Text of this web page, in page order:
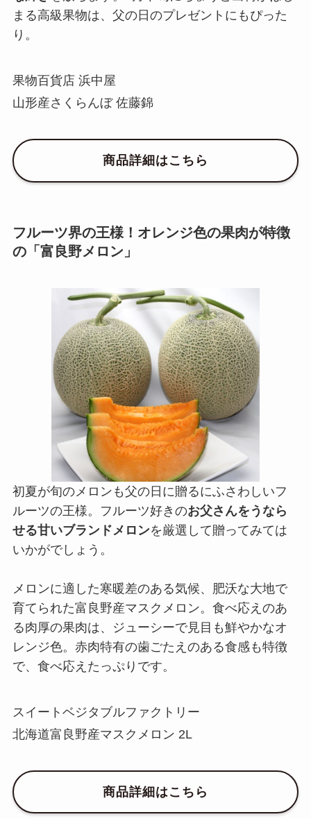
まる高級果物は、父の日のプレゼントにもぴった
り。
果物百貨店 浜中屋
山形産さくらんぼ 佐藤錦
商品詳細はこちら
フルーツ界の王様！オレンジ色の果肉が特徴
の「富良野メロン」
初夏が旬のメロンも父の日に贈るにふさわしいフ
ルーツの王様。フルーツ好きのお父さんをうなら
せる甘いブランドメロンを厳選して贈ってみては
いかがでしょう。
メロンに適した寒暖差のある気候、肥沃な大地で
育てられた富良野産マスクメロン。食べ応えのあ
る肉厚の果肉は、ジューシーで見目も鮮やかなオ
レンジ色。赤肉特有の歯ごたえのある食感も特徴
で、食べ応えたっぷりです。
スイートベジタブルファクトリー
北海道富良野産マスクメロン 2L
商品詳細はこちら